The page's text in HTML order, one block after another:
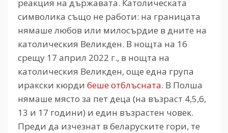
реакция на държавата. Католическата
символика също не работи: на границата
нямаше любов или милосърдие в дните на
католическия Великден. В нощта на 16
срещу 17 април 2022 г., в нощта на
католическия Великден, още една група
иракски кюрди беше отблъсната. В Полша
нямаше място за пет деца (на възраст 4,5,6,
13 и 17 години) и един възрастен човек.
Преди да изчезнат в беларуските гори, те